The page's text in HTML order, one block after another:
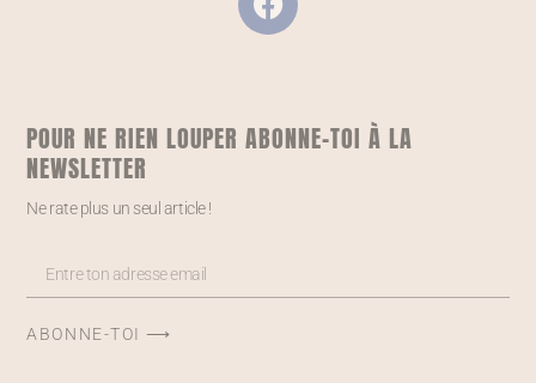
POUR NE RIEN LOUPER ABONNE-TOI À LA
NEWSLETTER
Ne rate plus un seul article !
ABONNE-TOI ⟶